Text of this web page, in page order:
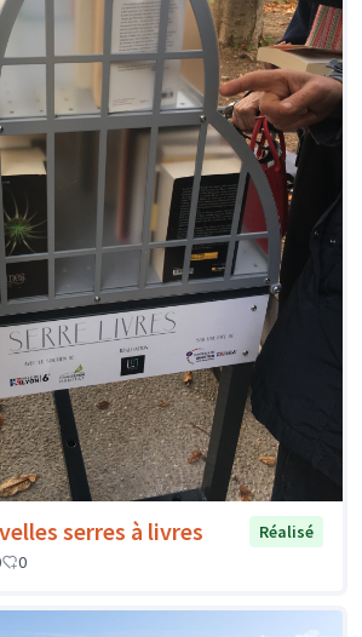
serres à livres
Réalisé
0